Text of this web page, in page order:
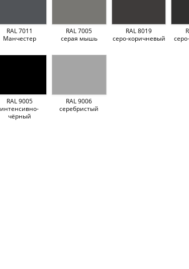
RAL 7011
Манчестер
RAL 7005
серая мышь
RAL 8019
серо-коричневый
RAL 9005
интенсивно-
чёрный
RAL 9006
серебристый